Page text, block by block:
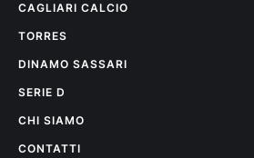
CAGLIARI CALCIO
TORRES
DINAMO SASSARI
SERIE D
CHI SIAMO
CONTATTI